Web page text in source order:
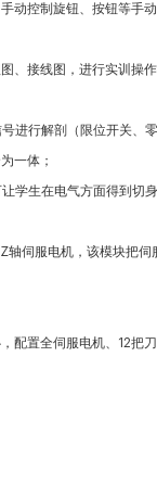
动控制旋钮、按钮等手
、接线图，进行实训操
进行解剖（限位开关、
一体；
学生在电气方面得到切身
轴伺服电机，该模块把
配置全伺服电机、12把